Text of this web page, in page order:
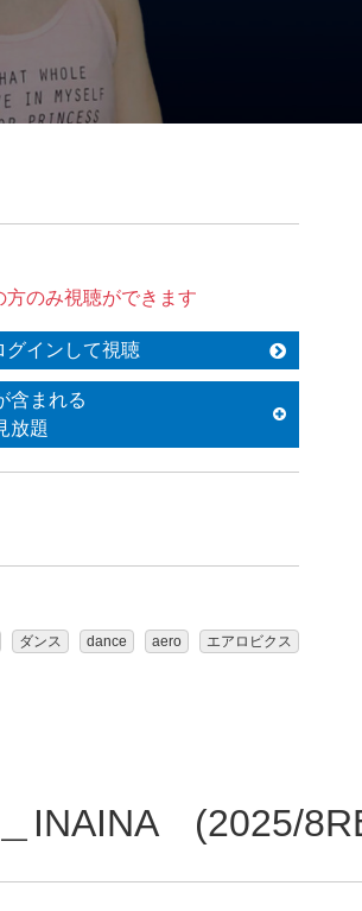
のみ視聴ができます
グインして視聴
含まれる
放題
ダンス dance aero エアロビクス
INAINA (2025/